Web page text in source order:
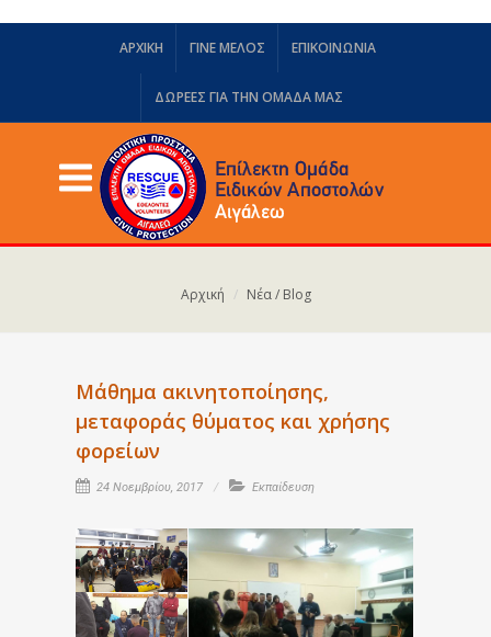
ΑΡΧΙΚΗ ΓΙΝΕ ΜΕΛΟΣ ΕΠΙΚΟΙΝΩΝΙΑ
ΔΩΡΕΈΣ ΓΙΑ ΤΗΝ ΟΜΆΔΑ ΜΑΣ
Αρχική Νέα / Blog
Μάθημα ακινητοποίησης,
μεταφοράς θύματος και χρήσης
φορείων
24 Νοεμβρίου, 2017 Εκπαίδευση